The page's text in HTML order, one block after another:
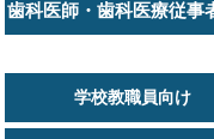
歯科医師・歯科医療従事
学校教職員向け